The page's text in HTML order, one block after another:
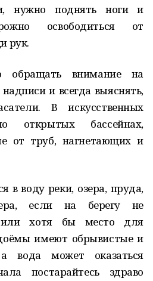
нужно поднять ноги и
освободиться от
рук.
обращать внимание на
и всегда выяснять,
В искусственных
открытых бассейнах,
от труб, нагнетающих и
в воду реки, озера, пруда,
если на берегу не
или хотя бы место для
имеют обрывистые и
а вода может оказаться
постарайтесь здраво